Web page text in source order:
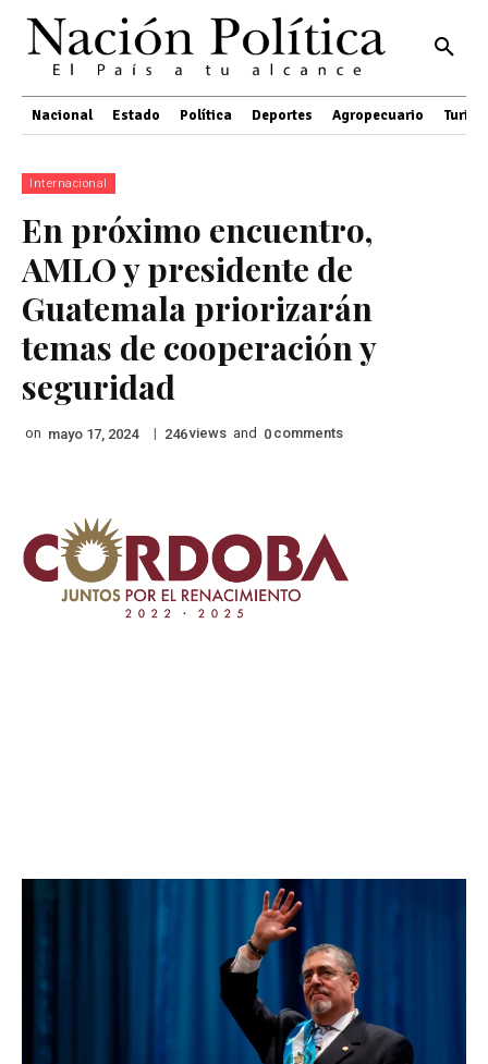
Nacional Estado Política Deportes Agropecuario
Internacional
En próximo encuentro,
AMLO y presidente de
Guatemala priorizarán
temas de cooperación y
seguridad
on mayo 17, 2024 | 246views and 0 comments